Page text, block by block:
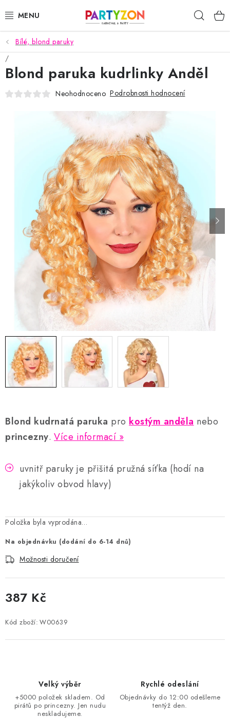
na
KARNEVALOVÉ MASKY
KARNEVALOVÉ KOSTÝMY
DOPLŇKY NA KARNEVAL
DEKORACE A VÝZDOBA
EXKLUZIVNÍ KOSTÝMY
NOVINKY 2025
AKCE A SLEVY
Náš příběh Nejčastější otázky a odpovědi Kontakty
Blog
Doprava a poštovné
Vrácení a reklamace
Obchodní podmínky
Podmínky ochrany osobních údajů
Bílé, blond paruky
Blond kudrnatá paruka pro kostým anděla nebo
princezny. Více informací
uvnitř paruky je přišitá pružná síťka (hodí na
jakýkoliv obvod hlavy)
Položka byla vyprodána…
Na objednávku (dodání do 6-14 dnů)
Možnosti doručení
387 Kč
Kód zboží: W00639
Blond paruka kudrlinky Anděl
Neohodnoceno Podrobnosti hodnocení
Velký výběr
+5000 položek skladem. Od
pirátů po princezny. Jen nudu
neskladujeme.
Rychlé odeslání
Objednávky do 12:00 odešleme
tentýž den.